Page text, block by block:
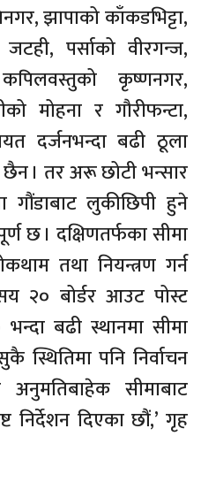
झापाको काँकडभिट्टा,
पर्साको वीरगन्ज,
कृष्णनगर,
मोहना र गौरीफन्टा,
दर्जनभन्दा बढी ठूला
। तर अरू छोटी भन्सार
गौंडाबाट लुकीछिपी हुने
छ । दक्षिणतर्फका सीमा
तथा नियन्त्रण गर्न
२० बोर्डर आउट पोस्ट
बढी स्थानमा सीमा
स्थितिमा पनि निर्वाचन
सीमाबाट
निर्देशन दिएका छौं,’ गृह